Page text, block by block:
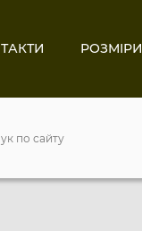
РОЗМІРИ